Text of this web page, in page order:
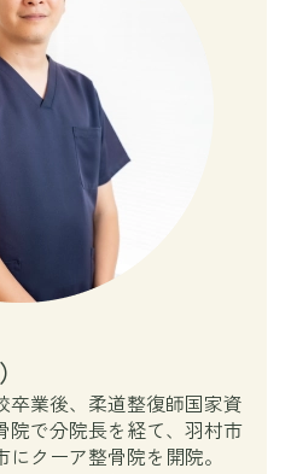
卒業後、柔道整復師国家資
院で分院長を経て、羽村市
クーア整骨院を開院。